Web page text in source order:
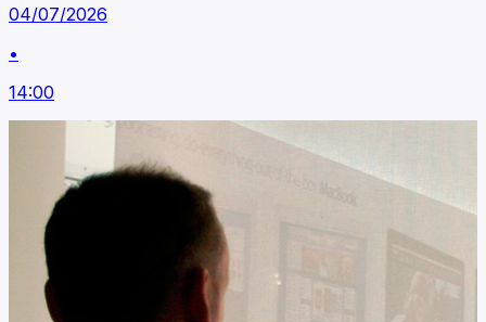
04/07/2026
•
14:00